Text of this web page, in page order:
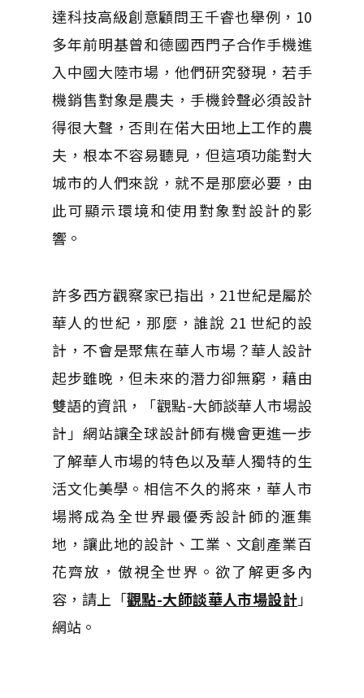
達科技高級創意顧問王千睿也舉例，10
多年前明基曾和德國西門子合作手機進
入中國大陸市場，他們研究發現，若手
機銷售對象是農夫，手機鈴聲必須設計
得很大聲，否則在偌大田地上工作的農
夫，根本不容易聽見，但這項功能對大
城市的人們來說，就不是那麼必要，由
此可顯示環境和使用對象對設計的影
響。
許多西方觀察家已指出，21世紀是屬於
華人的世紀，那麼，誰說 21 世紀的設
計，不會是聚焦在華人市場？華人設計
起步雖晚，但未來的潛力卻無窮，藉由
雙語的資訊，「觀點-大師談華人市場設
計」網站讓全球設計師有機會更進一步
了解華人市場的特色以及華人獨特的生
活文化美學。相信不久的將來，華人市
場將成為全世界最優秀設計師的滙集
地，讓此地的設計、工業、文創產業百
花齊放，傲視全世界。欲了解更多內
容，請上「觀點-大師談華人市場設計」
網站。